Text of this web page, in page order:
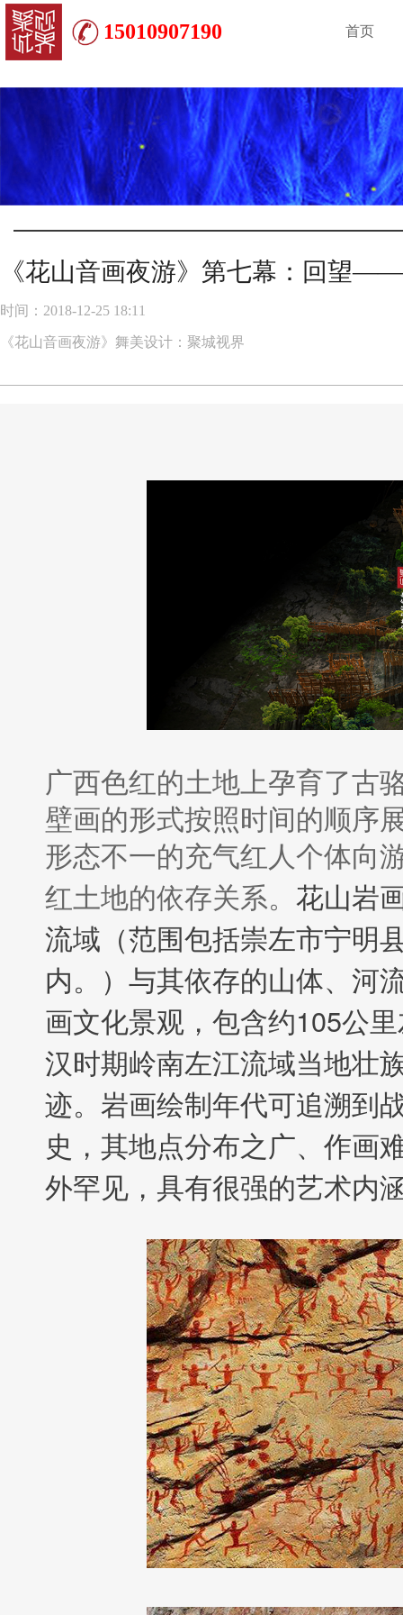
15010907190 首页
《花山音画夜游》第七幕：回望
时间：2018-12-25 18:11
《花山音画夜游》舞美设计：聚城视界
广西色红的土地上孕育了古
壁画的形式按照时间的顺序
形态不一的充气红人个体向
红土地的依存关系。 花山岩
流域（范围包括崇左市宁明
内。）与其依存的山体、河
画文化景观，包含约105公
汉时期岭南左江流域当地壮
迹。岩画绘制年代可追溯到
史，其地点分布之广、作画
外罕见，具有很强的艺术内